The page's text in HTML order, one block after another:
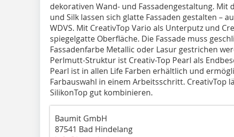
dekorativen Wand- und Fassadengestaltung. Mit
und Silk lassen sich glatte Fassaden gestalten –
WDVS. Mit CreativTop Vario als Unterputz und
spiegelgatte Oberfläche. Die Fassade muss
Fassadenfarbe Metallic oder Lasur gestrichen
Perlmutt-Struktur ist Creativ-Top Pearl als
Pearl ist in allen Life Farben erhältlich und
Farbauswahl in einem Arbeitsschritt. CreativTop
SilikonTop gut kombinieren.
Baumit GmbH
87541 Bad Hindelang